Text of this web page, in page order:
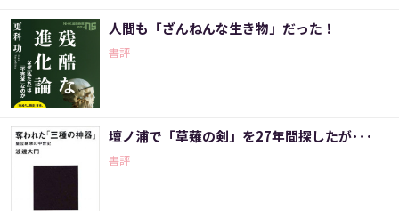
人間も「ざんねんな生き物」だった！
書評
壇ノ浦で「草薙の剣」を27年間探したが･･･
書評